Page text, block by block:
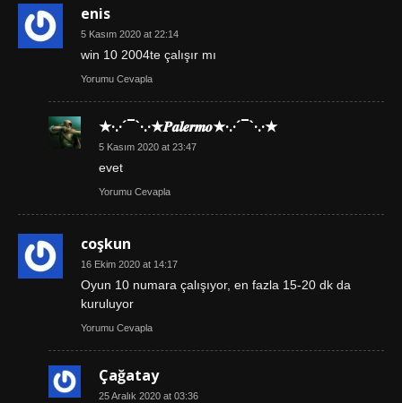
enis
5 Kasım 2020 at 22:14
win 10 2004te çalışır mı
Yorumu Cevapla
★·.·´¯`·.·★𝑷𝒂𝒍𝒆𝒓𝒎𝒐★·.·´¯`·.·★
5 Kasım 2020 at 23:47
evet
Yorumu Cevapla
coşkun
16 Ekim 2020 at 14:17
Oyun 10 numara çalışıyor, en fazla 15-20 dk da
kuruluyor
Yorumu Cevapla
Çağatay
25 Aralık 2020 at 03:36